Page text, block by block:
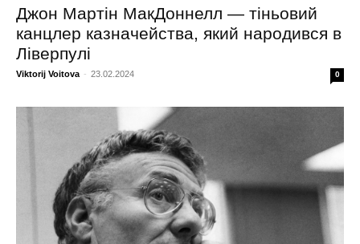
Джон Мартін МакДоннелл — тіньовий
канцлер казначейства, який народився в
Ліверпулі
Viktorij Voitova - 23.02.2024 0